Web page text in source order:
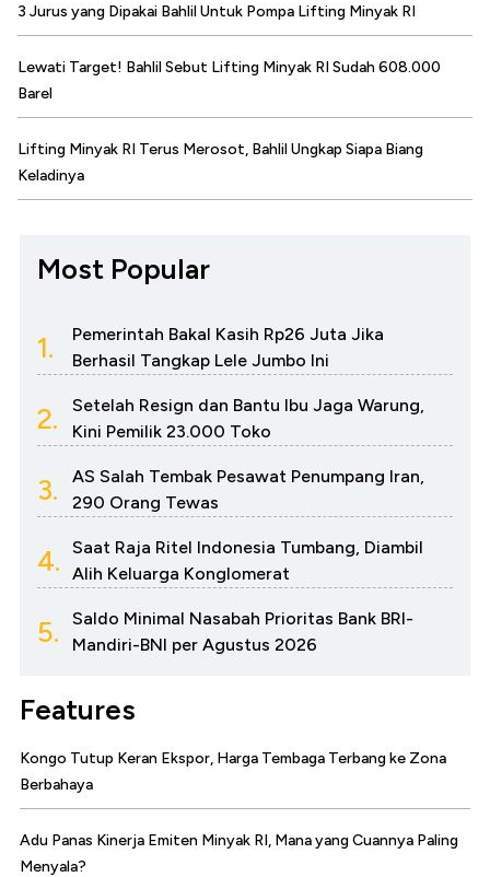
3 Jurus yang Dipakai Bahlil Untuk Pompa Lifting Minyak RI
Lewati Target! Bahlil Sebut Lifting Minyak RI Sudah 608.000
Barel
Lifting Minyak RI Terus Merosot, Bahlil Ungkap Siapa Biang
Keladinya
Most Popular
1.
Pemerintah Bakal Kasih Rp26 Juta Jika
Berhasil Tangkap Lele Jumbo Ini
2.
Setelah Resign dan Bantu Ibu Jaga Warung,
Kini Pemilik 23.000 Toko
3.
AS Salah Tembak Pesawat Penumpang Iran,
290 Orang Tewas
4.
Saat Raja Ritel Indonesia Tumbang, Diambil
Alih Keluarga Konglomerat
5.
Saldo Minimal Nasabah Prioritas Bank BRI-
Mandiri-BNI per Agustus 2026
Features
Kongo Tutup Keran Ekspor, Harga Tembaga Terbang ke Zona
Berbahaya
Adu Panas Kinerja Emiten Minyak RI, Mana yang Cuannya Paling
Menyala?